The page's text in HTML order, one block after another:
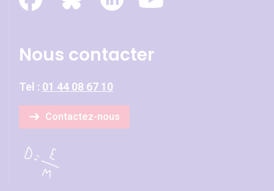
Nous contacter
Tel : 01 44 08 67 10
Contactez-nous